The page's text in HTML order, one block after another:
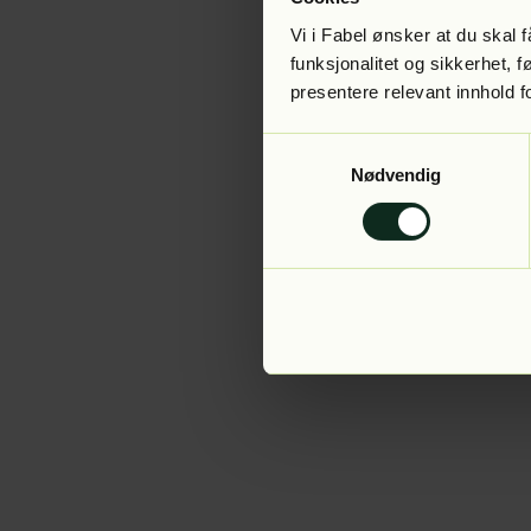
Vi i Fabel ønsker at du skal
funksjonalitet og sikkerhet,
presentere relevant innhold
Nødvendig
Application